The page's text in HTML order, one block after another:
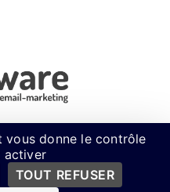
vous donne le contrôle
activer
TOUT REFUSER